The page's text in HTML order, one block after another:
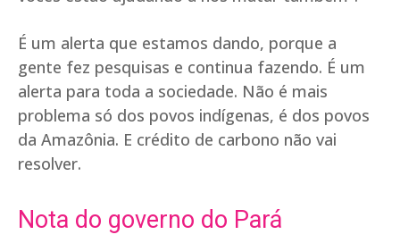
É um alerta que estamos dando, porque a
gente fez pesquisas e continua fazendo. É um
alerta para toda a sociedade. Não é mais
problema só dos povos indígenas, é dos povos
da Amazônia. E crédito de carbono não vai
resolver.
Nota do governo do Pará